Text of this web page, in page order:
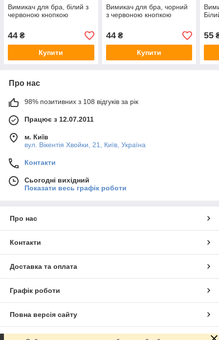
Вимикач для бра, білий з
червоною кнопкою
44 ₴
Купити
Вимикач для бра, чорний
з червоною кнопкою
44₴
Купити
55
Про нас
98% позитивних з 108 відгуків за рік
Працює з 12.07.2011
м. Київ
вул. Вікентія Хвойки, 21, Київ, Україна
Контакти
Сьогодні вихідний
Показати весь графік роботи
Про нас
Контакти
Доставка та оплата
Графік роботи
Повна версія сайту